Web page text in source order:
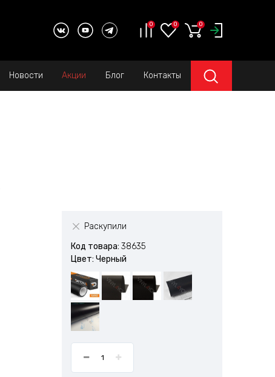
0 0 0
Новости Акции Блог Контакты
Раскупили
Код товара: 38635
Цвет: Черный